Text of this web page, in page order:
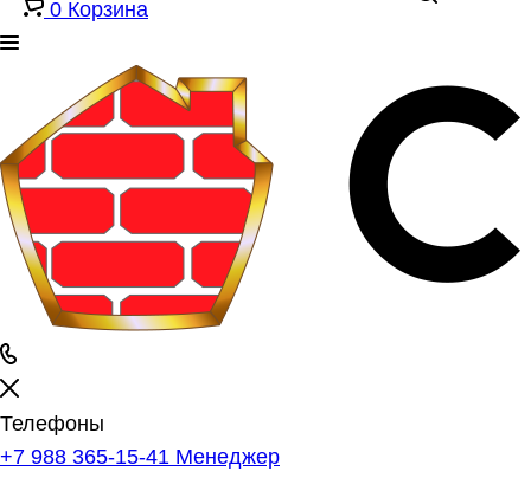
0 Корзина
Телефоны
+7 988 365-15-41 Менеджер